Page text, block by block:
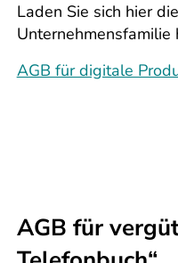
Laden Sie sich hier
Unternehmensfamilie
AGB für digitale
AGB für